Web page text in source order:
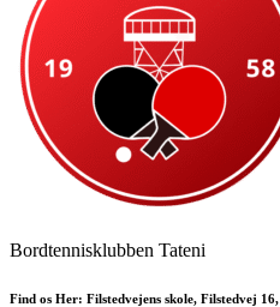
Bordtennisklubben Tateni
Find os Her: Filstedvejens skole, Filstedvej